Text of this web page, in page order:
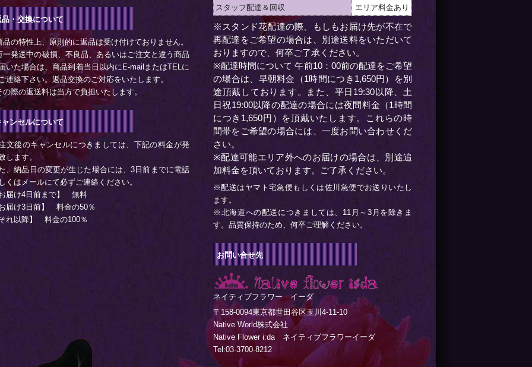
品・交換について
品の特性上、原則的に返品は受け付けておりません。
一発送中の破損、不良品、あるいはご注文と違う商品
いた場合は、商品到着当日以内にE-mailまたはTELに
連絡下さい。返品交換のご対応をいたします。
の際の返送料は当方で負担いたします。
ャンセルについて
文後のキャンセルにつきましては、下記の料金が発
します。
、納品日の変更が生じた場合には、3日前までに電話
くはメールにて必ずご連絡ください。
届け4日前まで】 無料
届け3日前】 料金の50％
れ以降】 料金の100％
スタッフ配達＆回収
エリア料金あり
※スタンド花配達の際、もしもお届け先が不在で
再配達をご希望の場合は、別途送料をいただいて
おりますので、何卒ご了承ください。
※配達時間について 午前10：00前の配達をご希望
の場合は、早朝料金（1時間につき1,650円）を別
途頂戴しております。また、平日19:30以降、土
日祝19:00以降の配達の場合には夜間料金（1時間
につき1,650円）を頂戴いたします。これらの時
間帯をご希望の場合には、一度お問い合わせくだ
さい。
※配達可能エリア外へのお届けの場合は、別途追
加料金を頂いております。ご了承ください。
※配送はヤマト宅急便もしくは佐川急便でお送りいたし
ます。
※北海道への配送につきましては、11月～3月を除きま
す。品質保持のため、何卒ご理解ください。
お問い合せ先
ネイティブフラワー イーダ
〒158-0094東京都世田谷区玉川4-11-10
Native World株式会社
Native Flower i:da ネイティブフラワーイーダ
Tel:03-3700-8212